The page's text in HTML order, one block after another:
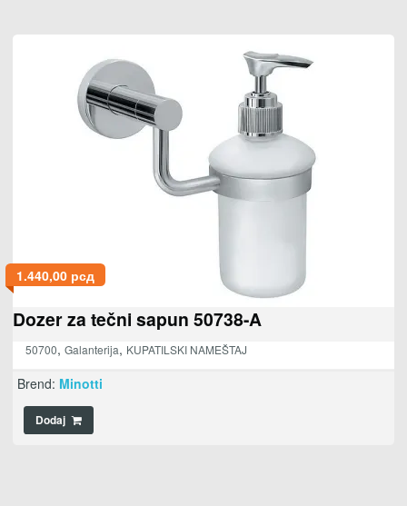
1.440,00 рсд
Dozer za tečni sapun 50738-A
50700, Galanterija, KUPATILSKI NAMEŠTAJ
Brend: Minotti
Dodaj